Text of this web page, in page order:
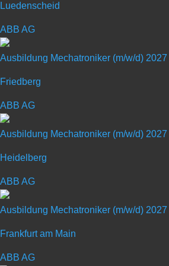
Luedenscheid
ABB AG
Ausbildung Mechatroniker (m/w/d) 2027
Friedberg
ABB AG
Ausbildung Mechatroniker (m/w/d) 2027
Heidelberg
ABB AG
Ausbildung Mechatroniker (m/w/d) 2027
Frankfurt am Main
ABB AG
Übach-Palenberg
Ausbildungsberuf:
Schulabschluss: Haupt-
schulabschluss
Gehalt: Manteltarifvertrag